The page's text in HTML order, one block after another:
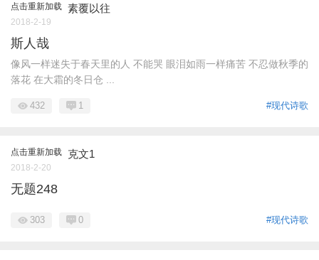
点击重新加载 素覆以往
2018-2-19
斯人哉
像风一样迷失于春天里的人 不能哭 眼泪如雨一样痛苦 不忍做秋季的
落花 在大霜的冬日仓 ...
#现代诗歌
432 1
点击重新加载 克文1
2018-2-20
无题248
#现代诗歌
303 0